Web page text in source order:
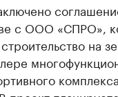
с ООО «СПРО»,
на